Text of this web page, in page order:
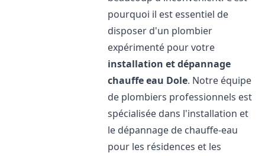
pourquoi il est essentiel de
disposer d'un plombier
expérimenté pour votre
installation et dépannage
chauffe eau Dole. Notre équipe
de plombiers professionnels est
spécialisée dans l'installation et
le dépannage de chauffe-eau
pour les résidences et les